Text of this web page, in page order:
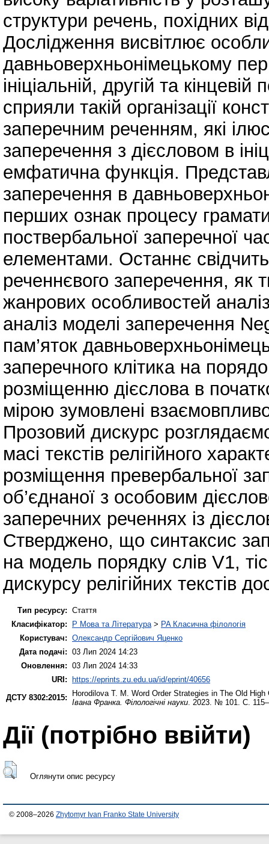
структури речень, похідних
Дослідження висвітлює
давньоверхньонімецькому
ініціальній, другій та
сприяли такій організації
заперечним реченням, які
заперечення з дієсловом в
емфатична функція.
заперечення в
перших ознак процесу
поствербальної заперечної
елементами. Останнє свідчить
реченнєвого заперечення, як
жанрових особливостей
аналіз моделі заперечення
пам’яток
заперечного клітика на
розміщенню дієслова в
мірою зумовлені
Прозовий дискурс
масі текстів релігійного
розміщення превербальної
об’єднаної з особовим
заперечних реченнях із
Стверджено, що синтаксис
на модель порядку слів V1,
дискурсу релігійних текстів
Тип ресурсу: Стаття
Класифікатор:
P Мова та Література > PA Класична філологія
Користувач: Олександр Сергійович Яценко
Дата подачі: 03 Лип 2024 14:23
Оновлення: 03 Лип 2024 14:33
URI: https://eprints.zu.edu.ua/id/eprint/40656
ДСТУ 8302:2015:
Horodilova T. M. Word Order Strategies in The Old
Івана Франка. Філологічні науки . 2023. № 101. С.
Дії ​​(потрібно ввійти)
Оглянути опис ресурсу
© 2008–2026 Zhytomyr Ivan Franko State University